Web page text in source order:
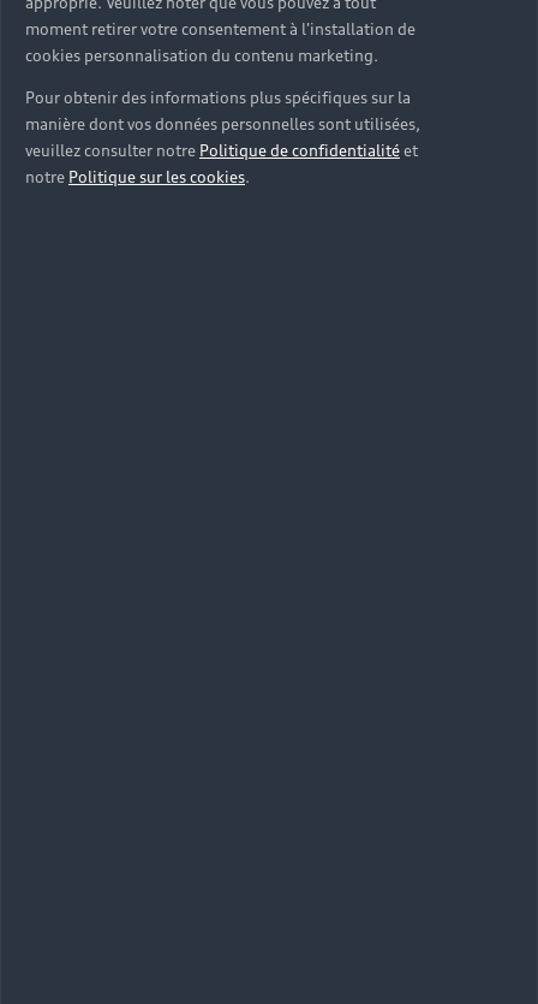
moment retirer votre consentement à l'installation de
cookies personnalisation du contenu marketing.
Pour obtenir des informations plus spécifiques sur la
manière dont vos données personnelles sont utilisées,
veuillez consulter notre Politique de confidentialitéet
notre Politique sur les cookies.